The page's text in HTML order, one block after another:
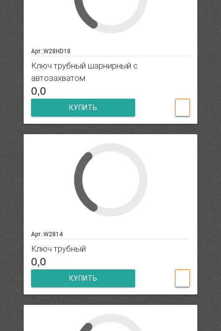
Арт.:W28HD18
Ключ трубный шарнирный с
автозахватом
0,0
КУПИТЬ
Арт.:W2814
Ключ трубный
0,0
КУПИТЬ